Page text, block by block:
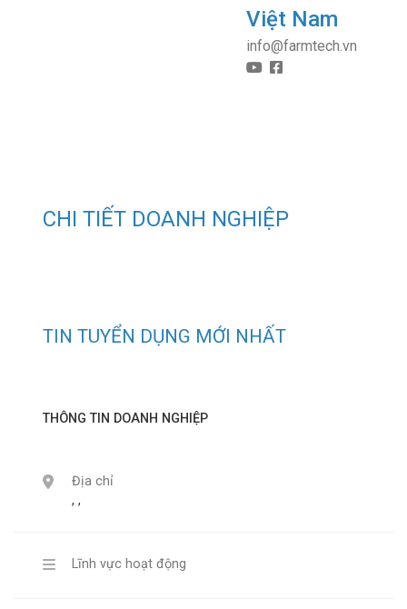
Việt Nam
info@farmtech.vn
CHI TIẾT DOANH NGHIỆP
TIN TUYỂN DỤNG MỚI NHẤT
THÔNG TIN DOANH NGHIỆP
Địa chỉ
, ,
Lĩnh vực hoạt động